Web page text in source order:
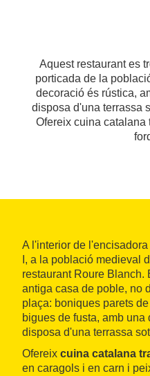
Aquest restaurant es
porticada de la
decoració és rústica,
disposa d'una terrassa
Ofereix cuina catalana
A l'interior de l'encisadora
I, a la població medieval
restaurant Roure Blanch.
antiga casa de poble, no
plaça: boniques parets
bigues de fusta, amb una
disposa d'una terrassa
Ofereix cuina catalana
en caragols i en carn i